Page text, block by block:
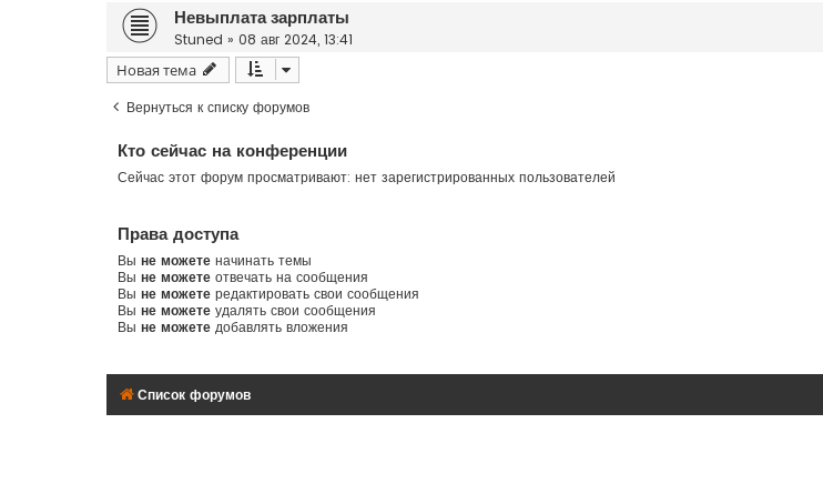
Невыплата зарплаты
Stuned » 08 авг 2024, 13:41
Новая тема
Вернуться к списку форумов
Кто сейчас на конференции
Сейчас этот форум просматривают: нет зарегистрированных пользователей
Права доступа
Вы не можете начинать темы
Вы не можете отвечать на сообщения
Вы не можете редактировать свои сообщения
Вы не можете удалять свои сообщения
Вы не можете добавлять вложения
Список форумов